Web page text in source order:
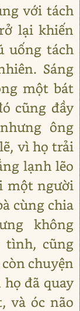
với tách
lại khiến
uống tách
Sáng
một bát
cũng đầy
ông
vì họ trải
lạnh lẽo
một người
cùng chia
không
tình, cũng
chuyện
đã quay
và óc não